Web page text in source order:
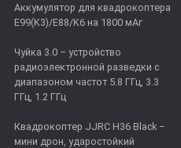
Аккумулятор для квадрокоптера
E99(K3)/E88/K6 на 1800 мАг
Чуйка 3.0 – устройство
радиоэлектронной разведки с
диапазоном частот 5.8 ГГц, 3.3
ГГц, 1.2 ГГц
Квадрокоптер JJRC H36 Black −
мини дрон, ударостойкий